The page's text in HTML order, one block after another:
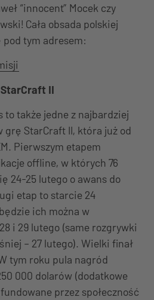
“innocent” Mocek czy
Cała obsada polskiej
tym adresem:
II
to także jedne z najbardziej
StarCraft II, która już od
Pierwszym etapem
offline, w których 76
24-25 lutego o awans do
etap to starcie 24
ich można w
i 29 lutego (same rozgrywki
– 27 lutego). Wielki finał
tym roku pula nagród
000 dolarów (dodatkowe
przez społeczność